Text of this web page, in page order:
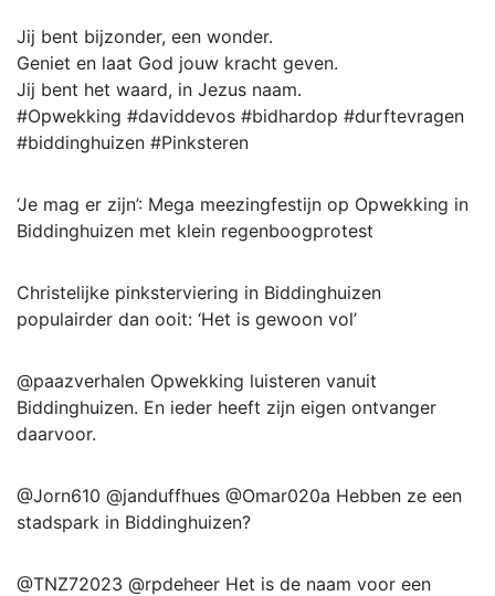
Jij bent bijzonder, een wonder.
Geniet en laat God jouw kracht geven.
Jij bent het waard, in Jezus naam.
#Opwekking #daviddevos #bidhardop #durftevragen
#biddinghuizen #Pinksteren
‘Je mag er zijn’: Mega meezingfestijn op Opwekking in
Biddinghuizen met klein regenboogprotest
Christelijke pinksterviering in Biddinghuizen
populairder dan ooit: ‘Het is gewoon vol’
@paazverhalen Opwekking luisteren vanuit
Biddinghuizen. En ieder heeft zijn eigen ontvanger
daarvoor.
@Jorn610 @janduffhues @Omar020a Hebben ze een
stadspark in Biddinghuizen?
@TNZ72023 @rpdeheer Het is de naam voor een